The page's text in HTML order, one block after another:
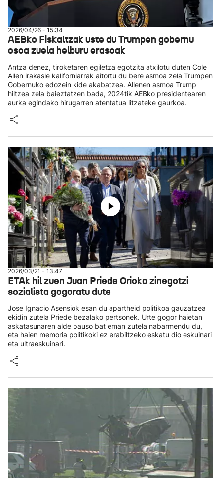
2026/04/26 - 15:34
AEBko Fiskaltzak uste du Trumpen gobernu
osoa zuela helburu erasoak
Antza denez, tiroketaren egiletza egotzita atxilotu duten Cole
Allen irakasle kaliforniarrak aitortu du bere asmoa zela Trumpen
Gobernuko edozein kide akabatzea. Allenen asmoa Trump
hiltzea zela baieztatzen bada, 2024tik AEBko presidentearen
aurka egindako hirugarren atentatua litzateke gaurkoa.
2026/03/21 - 13:47
ETAk hil zuen Juan Priede Orioko zinegotzi
sozialista gogoratu dute
Jose Ignacio Asensiok esan du apartheid politikoa gauzatzea
ekidin zutela Priede bezalako pertsonek. Urte gogor haietan
askatasunaren alde pauso bat eman zutela nabarmendu du,
eta haien memoria politikoki ez erabiltzeko eskatu dio eskuinari
eta ultraeskuinari.